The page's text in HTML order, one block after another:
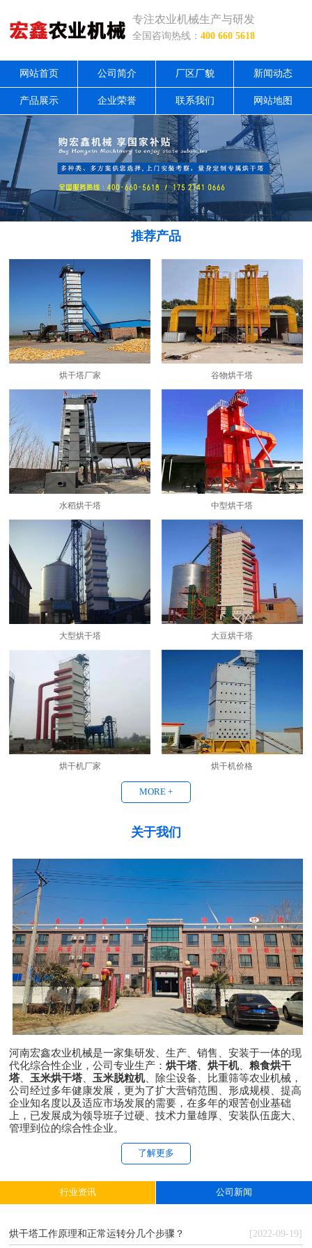
专注农业机械生产与研发
全国咨询热线：400 660 5618
网站首页 公司简介 厂区厂貌 新闻动态
产品展示 企业荣誉 联系我们 网站地图
推荐产品
烘干塔厂家 谷物烘干塔
水稻烘干塔 中型烘干塔
大型烘干塔 大豆烘干塔
烘干机厂家 烘干机价格
MORE +
关于我们
河南宏鑫农业机械是一家集研发、生产、销售、安装于一体的现
代化综合性企业，公司专业生产：烘干塔 、烘干机、粮食烘干
塔
玉米烘干塔 玉米脱粒机、除尘设备、比重筛等农业机械，
公司经过多年健康发展，更为了扩大营销范围、形成规模、提高
企业知名度以及适应市场发展的需要，在多年的艰苦创业基础
上，已发展成为领导班子过硬、技术力量雄厚、安装队伍庞大、
管理到位的综合性企业。
了解更多
行业资讯 公司新闻
烘干塔工作原理和正常运转分几个步骤？ [2022-09-19]